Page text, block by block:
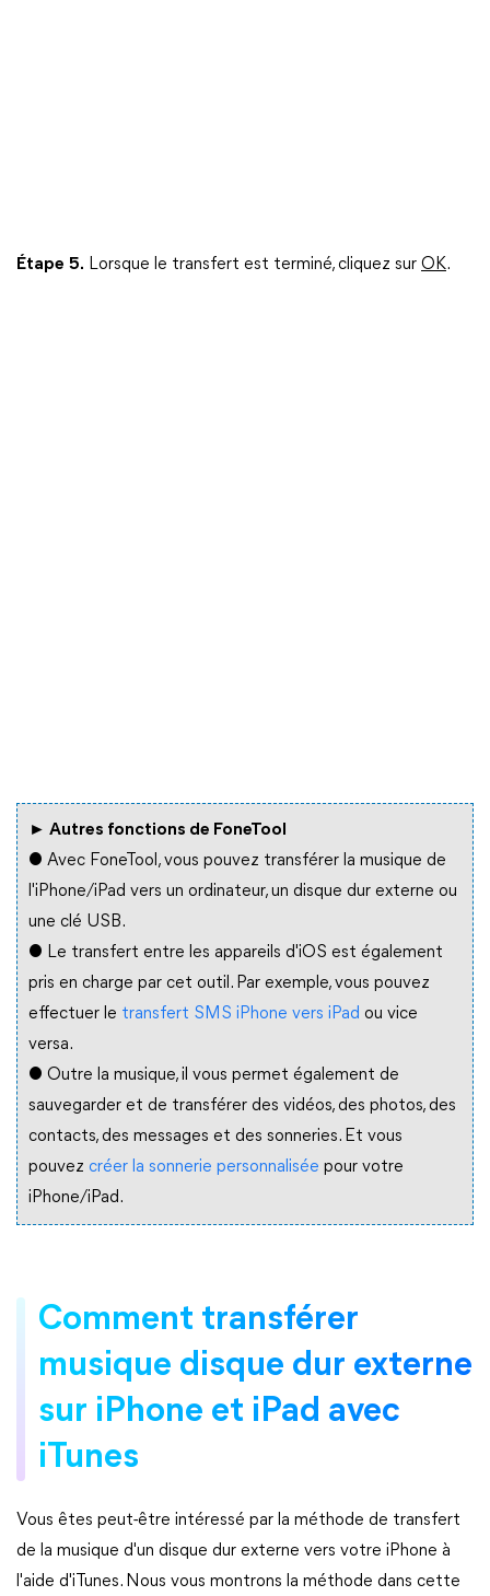
Étape 5. Lorsque le transfert est terminé, cliquez sur OK.
► Autres fonctions de FoneTool
● Avec FoneTool, vous pouvez transférer la musique de
l'iPhone/iPad vers un ordinateur, un disque dur externe ou
une clé USB.
● Le transfert entre les appareils d'iOS est également
pris en charge par cet outil. Par exemple, vous pouvez
effectuer le transfert SMS iPhone vers iPad ou vice
versa.
● Outre la musique, il vous permet également de
sauvegarder et de transférer des vidéos, des photos, des
contacts, des messages et des sonneries. Et vous
pouvez créer la sonnerie personnalisée pour votre
iPhone/iPad.
Comment transférer
musique disque dur externe
sur iPhone et iPad avec
iTunes
Vous êtes peut-être intéressé par la méthode de transfert
de la musique d'un disque dur externe vers votre iPhone à
l'aide d'iTunes. Nous vous montrons la méthode dans cette